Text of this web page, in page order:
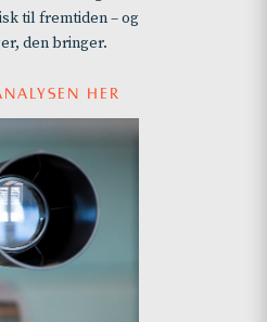
til fremtiden – og
den bringer.
HER